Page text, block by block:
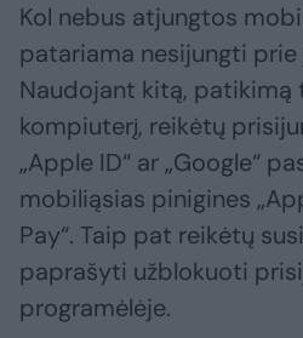
Kol nebus atjungtos
patariama nesijungti
Naudojant kitą, patikimą
kompiuterį, reikėtų
„Apple ID“ ar „Google“
mobiliąsias pinigines
Pay“. Taip pat reikėtų
paprašyti užblokuoti
programėlėje.